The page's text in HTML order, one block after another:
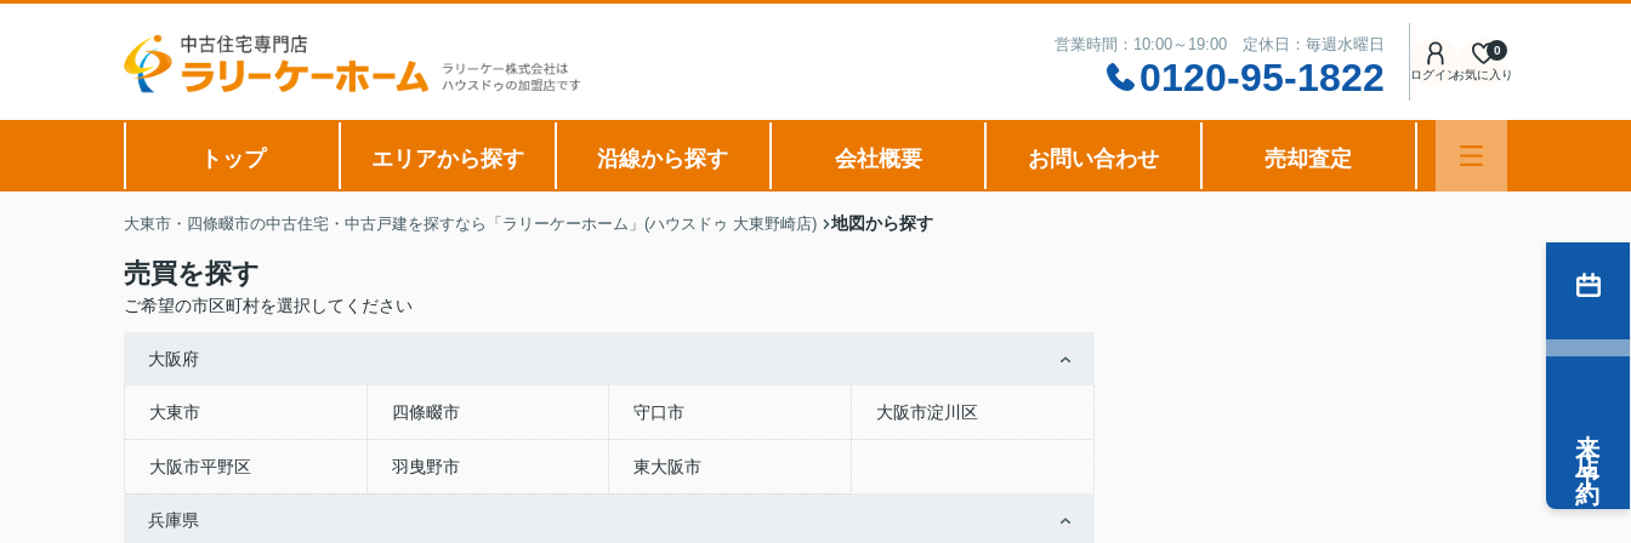
営業時間：10:00～19:00 定休日：毎週水曜日
0120-95-1822 ログインお気に入り
0
トップ エリアから探す 沿線から探す 会社概要 お問い合わせ 売却査定
大東市・四條畷市の中古住宅・中古戸建を探すなら「ラリーケーホーム」(ハウスドゥ 大東野崎店) 地図から探す
売買を探す
ご希望の市区町村を選択してください
大阪府
大東市 四條畷市 守口市 大阪市淀川区
大阪市平野区 羽曳野市 東大阪市
兵庫県
来店予約